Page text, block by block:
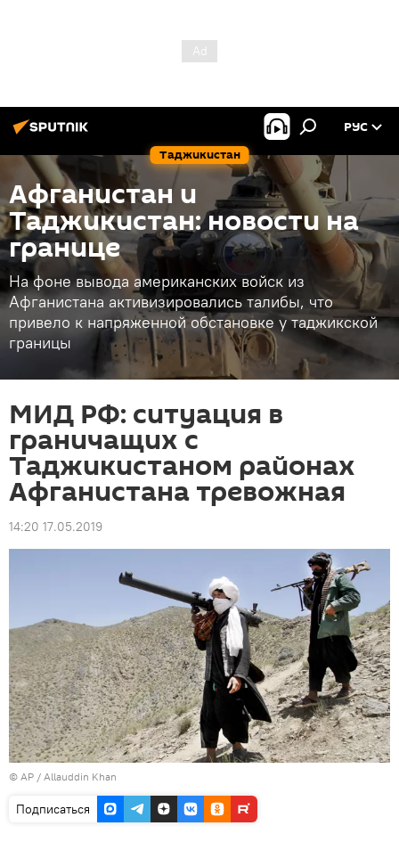
Таджикистан
РУС
Афганистан и
Таджикистан: новости на
границе
На фоне вывода американских войск из
Афганистана активизировались талибы, что
привело к напряженной обстановке у таджикской
границы
МИД РФ: ситуация в
граничащих с
Таджикистаном районах
Афганистана тревожная
14:20 17.05.2019
© AP / Allauddin Khan
Подписаться